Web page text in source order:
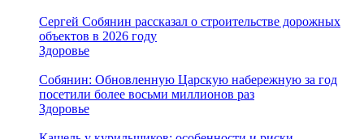
Сергей Собянин рассказал о строительстве дорожных
объектов в 2026 году
Здоровье
Собянин: Обновленную Царскую набережную за год
посетили более восьми миллионов раз
Здоровье